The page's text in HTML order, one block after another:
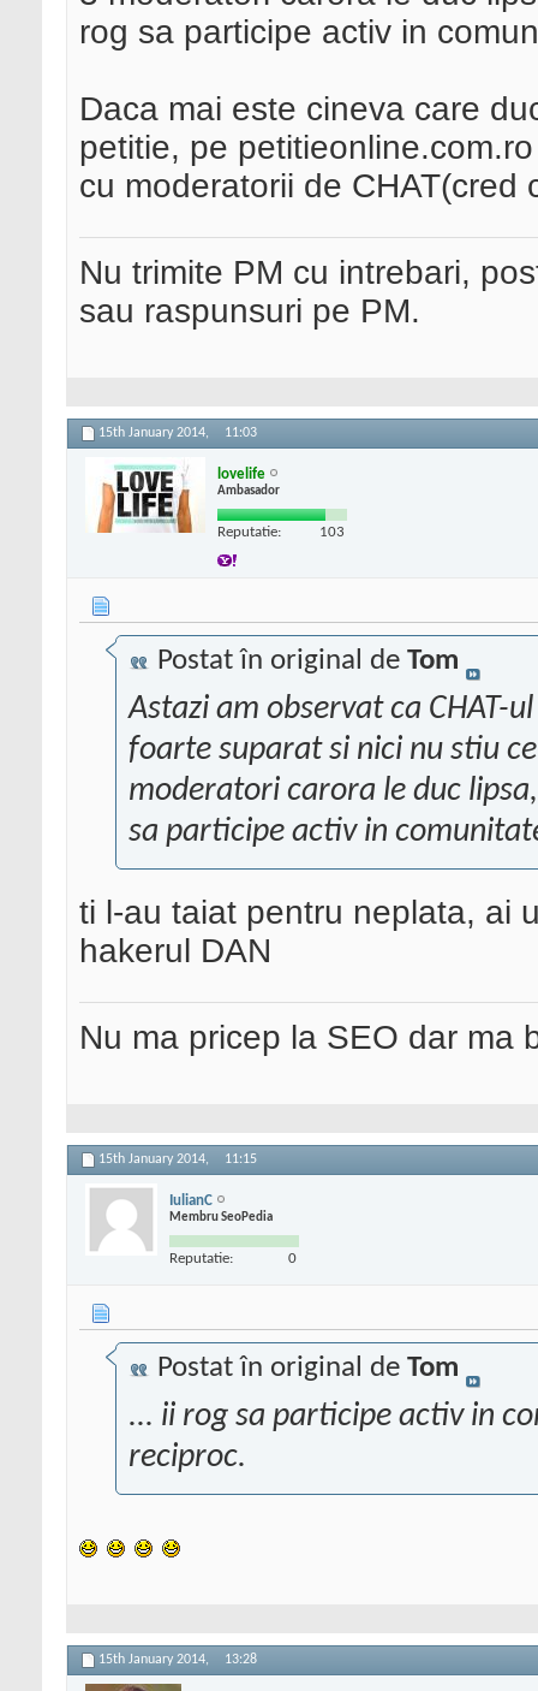
rog sa participe activ in
Daca mai este cineva care
petitie, pe
cu moderatorii de CHAT(cred
Nu trimite PM cu intrebari,
sau raspunsuri pe PM.
15th January 2014, 11:03
lovelife
Ambasador
Reputatie: 103
Postat în original de Tom
Astazi am observat ca CHAT-
foarte suparat si nici nu stiu
moderatori carora le duc
sa participe activ in
ti l-au taiat pentru neplata, ai
hakerul DAN
Nu ma pricep la SEO dar ma
15th January 2014, 11:15
IulianC
Membru SeoPedia
Reputatie: 0
Postat în original de Tom
... ii rog sa participe activ in
reciproc.
15th January 2014, 13:28